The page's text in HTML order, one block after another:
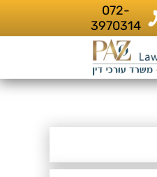
072-
3970314